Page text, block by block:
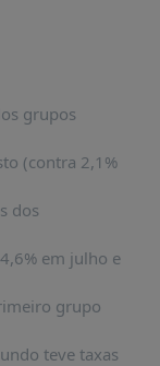
grupos
(contra 2,1%
dos
em julho e
grupo
teve taxas